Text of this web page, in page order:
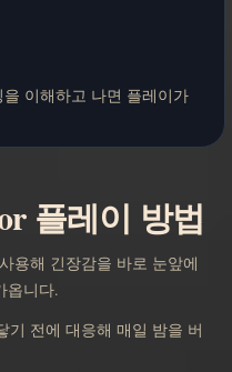
이해하고 나면 플레이가
플레이 방법
용해 긴장감을 바로 눈앞에
옵니다.
기 전에 대응해 매일 밤을 버